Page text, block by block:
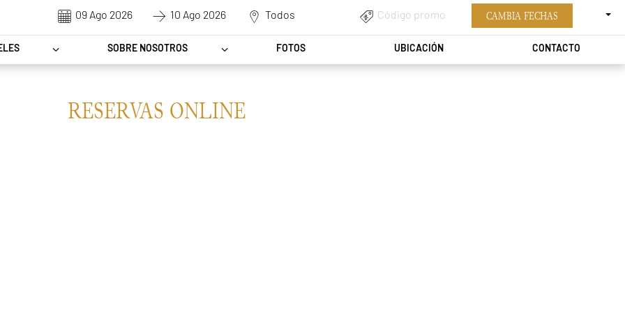
ENTRADA SALIDA DESTINO
CÓDIGO
CAMBIA FECHAS
SOBRE NOSOTROS FOTOS UBICACIÓN CONTACTO
RESERVAS ONLINE